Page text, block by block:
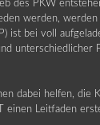
des PKW
werden,
ist bei voll
dabei helfen, die
einen Leitfaden